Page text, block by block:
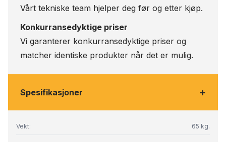
Vårt tekniske team hjelper deg før og etter kjøp.
Konkurransedyktige priser
Vi garanterer konkurransedyktige priser og
matcher identiske produkter når det er mulig.
Spesifikasjoner +
Vekt: 65 kg.